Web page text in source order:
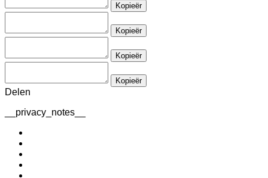
Kopieër
Kopieër
Kopieër
Kopieër
Delen
__privacy_notes__